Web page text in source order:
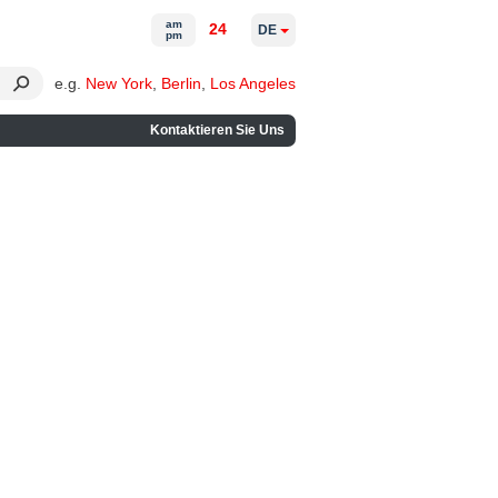
e.g. New York Berlin Los Angeles
Kontaktieren Sie Uns
am
pm
24 DE